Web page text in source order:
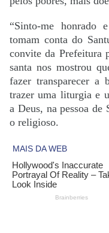
“Sinto-me honrado
tomam conta do
convite da Prefeitura
santa nos mostrou
fazer transparecer a
trazer uma liturgia e
a Deus, na pessoa de
o religioso.